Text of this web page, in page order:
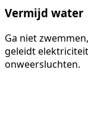
Vermijd water
Ga niet
geleidt
onweersluchten.